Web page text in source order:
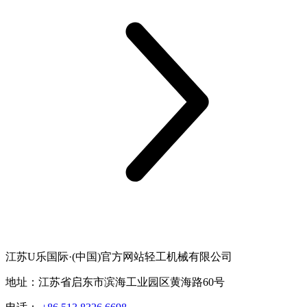
江苏U乐国际·(中国)官方网站轻工机械有限公司
地址：江苏省启东市滨海工业园区黄海路60号